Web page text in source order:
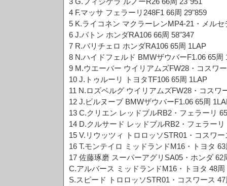
4 F.マッサ フェラーリ248F1 66周 29"859
5 K.ライコネン マクラーレンMP4-21・メルセ
6 J.バトン ホンダRA106 66周 58"347
7 R.バリチェロ ホンダRA106 65周 1LAP
8 N.ハイドフェルド BMWザウバーF1.06 65周
9 M.ウエーバー ウイリアムズFW28・コスワ
10 J.トゥルーリ トヨタTF106 65周 1LAP
11 N.ロズベルグ ウイリアムズFW28・コスワ
12 J.ビルヌーブ BMWザウバーF1.06 65周
13 C.クリエン レッドブルRB2・フェラーリ
14 D.クルサード レッドブルRB2・フェラーリ
15 V.リウッツィ トロロッソSTR01・コスワ
16 T.モンテイロ ミッドランドM16・トヨタ
17 佐藤琢磨 スーパーアグリSA05・ホンダ 62
C.アルバース ミッドランドM16・トヨタ 48周
S.スピード トロロッソSTR01・コスワース